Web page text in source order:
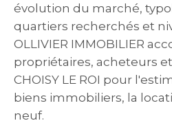
évolution du marché,
quartiers recherchés et
OLLIVIER IMMOBILIER
propriétaires, acheteurs
CHOISY LE ROI pour
biens immobiliers, la
neuf.